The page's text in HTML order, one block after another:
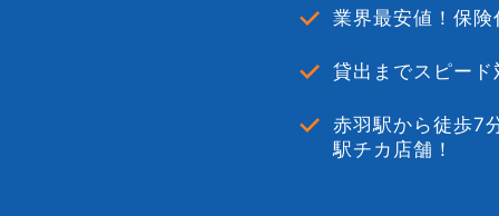
業界最安値！保険
貸出までスピー
赤羽駅から徒歩7
駅チカ店舗！